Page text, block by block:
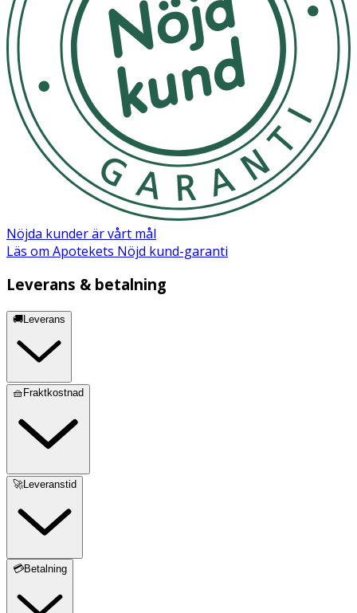
Förvaras torrt
OK för gravida och ammande:
Ja
Märkning
OEKO-TEX
Nöjda kunder är vårt mål
Läs om Apotekets Nöjd kund-garanti
Leverans & betalning
🚚Leverans
🧺Fraktkostnad
🚀Leveranstid
💳Betalning